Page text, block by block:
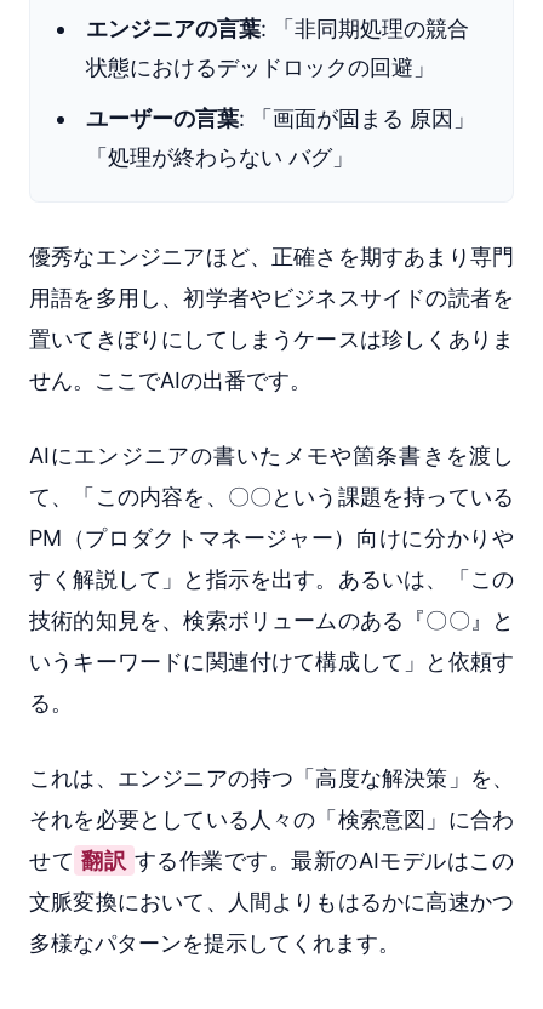
エンジニアの言葉: 「非同期処理の競合
状態におけるデッドロックの回避」
ユーザーの言葉: 「画面が固まる 原因」
「処理が終わらない バグ」
優秀なエンジニアほど、正確さを期すあまり専門
用語を多用し、初学者やビジネスサイドの読者を
置いてきぼりにしてしまうケースは珍しくありま
せん。ここでAIの出番です。
AIにエンジニアの書いたメモや箇条書きを渡し
て、「この内容を、〇〇という課題を持っている
PM（プロダクトマネージャー）向けに分かりや
すく解説して」と指示を出す。あるいは、「この
技術的知見を、検索ボリュームのある『〇〇』と
いうキーワードに関連付けて構成して」と依頼す
る。
これは、エンジニアの持つ「高度な解決策」を、
それを必要としている人々の「検索意図」に合わ
せて 翻訳 する作業です。最新のAIモデルはこの
文脈変換において、人間よりもはるかに高速かつ
多様なパターンを提示してくれます。